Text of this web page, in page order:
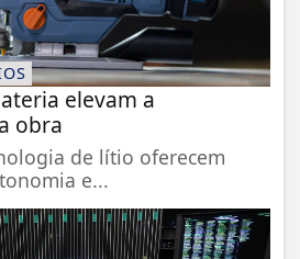
elevam a
obra
de lítio oferecem
e...